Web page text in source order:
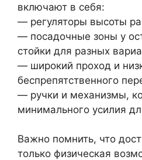
включают в себя:
— регуляторы высоты
— посадочные зоны у
стойки для разных
— широкий проход и
беспрепятственного
— ручки и механизмы,
минимального усилия
Важно помнить, что
только физическая